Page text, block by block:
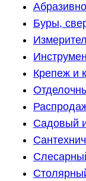
Буры,
Крепеж и
Садовый